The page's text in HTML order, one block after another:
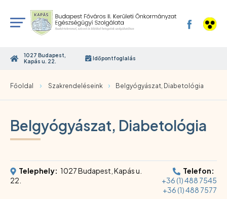
1027 Budapest,
Kapás u. 22.
Időpontfoglalás
Főoldal › Szakrendeléseink › Belgyógyászat, Diabetológia
Belgyógyászat, Diabetológia
Telephely: 1027 Budapest, Kapás u.
22.
Telefon:
+36 (1) 488 7545
+36 (1) 488 7577